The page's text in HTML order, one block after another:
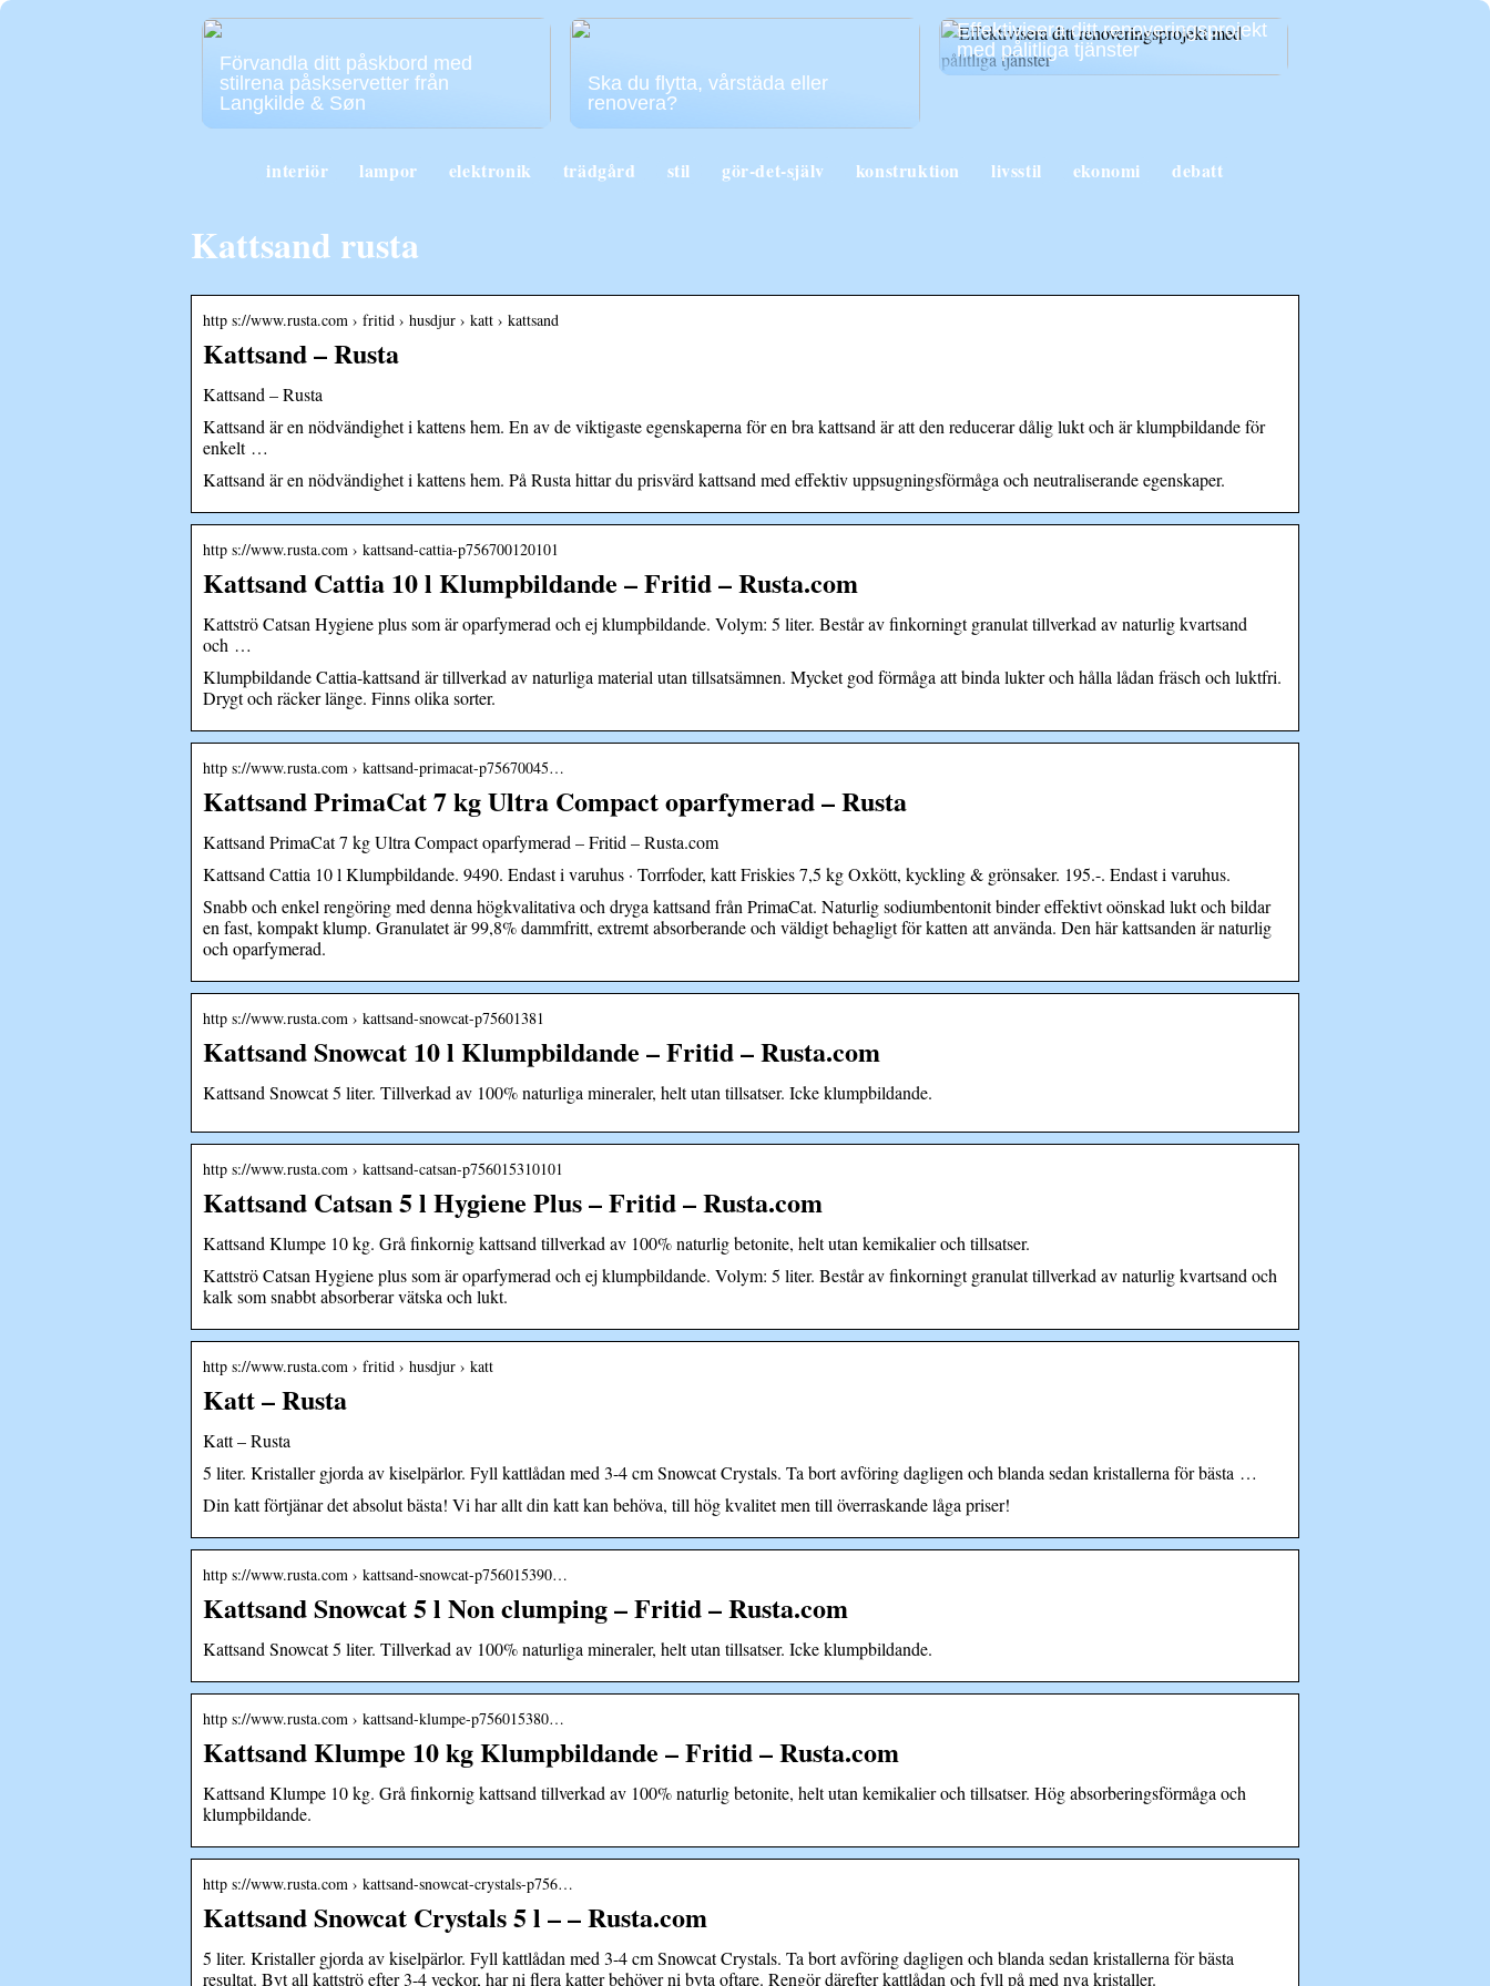
Förvandla ditt påskbord med
stilrena påskservetter från
Langkilde & Søn
Ska du flytta, vårstäda eller
renovera?
Effektivisera ditt renoveringsprojekt
med pålitliga tjänster
interiör lampor elektronik trädgård stil gör-det-själv konstruktion livsstil ekonomi debatt
Kattsand rusta
http s://www.rusta.com › fritid › husdjur › katt › kattsand
Kattsand – Rusta
Kattsand – Rusta
Kattsand är en nödvändighet i kattens hem. En av de viktigaste egenskaperna för en bra kattsand är att den reducerar dålig lukt och är klumpbildande för
enkelt …
Kattsand är en nödvändighet i kattens hem. På Rusta hittar du prisvärd kattsand med effektiv uppsugningsförmåga och neutraliserande egenskaper.
http s://www.rusta.com › kattsand-cattia-p756700120101
Kattsand Cattia 10 l Klumpbildande – Fritid – Rusta.com
Kattströ Catsan Hygiene plus som är oparfymerad och ej klumpbildande. Volym: 5 liter. Består av finkorningt granulat tillverkad av naturlig kvartsand
och …
Klumpbildande Cattia-kattsand är tillverkad av naturliga material utan tillsatsämnen. Mycket god förmåga att binda lukter och hålla lådan fräsch och luktfri.
Drygt och räcker länge. Finns olika sorter.
http s://www.rusta.com › kattsand-primacat-p75670045…
Kattsand PrimaCat 7 kg Ultra Compact oparfymerad – Rusta
Kattsand PrimaCat 7 kg Ultra Compact oparfymerad – Fritid – Rusta.com
Kattsand Cattia 10 l Klumpbildande. 9490. Endast i varuhus · Torrfoder, katt Friskies 7,5 kg Oxkött, kyckling & grönsaker. 195.-. Endast i varuhus.
Snabb och enkel rengöring med denna högkvalitativa och dryga kattsand från PrimaCat. Naturlig sodiumbentonit binder effektivt oönskad lukt och bildar
en fast, kompakt klump. Granulatet är 99,8% dammfritt, extremt absorberande och väldigt behagligt för katten att använda. Den här kattsanden är naturlig
och oparfymerad.
http s://www.rusta.com › kattsand-snowcat-p75601381
Kattsand Snowcat 10 l Klumpbildande – Fritid – Rusta.com
Kattsand Snowcat 5 liter. Tillverkad av 100% naturliga mineraler, helt utan tillsatser. Icke klumpbildande.
http s://www.rusta.com › kattsand-catsan-p756015310101
Kattsand Catsan 5 l Hygiene Plus – Fritid – Rusta.com
Kattsand Klumpe 10 kg. Grå finkornig kattsand tillverkad av 100% naturlig betonite, helt utan kemikalier och tillsatser.
Kattströ Catsan Hygiene plus som är oparfymerad och ej klumpbildande. Volym: 5 liter. Består av finkorningt granulat tillverkad av naturlig kvartsand och
kalk som snabbt absorberar vätska och lukt.
http s://www.rusta.com › fritid › husdjur › katt
Katt – Rusta
Katt – Rusta
5 liter. Kristaller gjorda av kiselpärlor. Fyll kattlådan med 3-4 cm Snowcat Crystals. Ta bort avföring dagligen och blanda sedan kristallerna för bästa …
Din katt förtjänar det absolut bästa! Vi har allt din katt kan behöva, till hög kvalitet men till överraskande låga priser!
http s://www.rusta.com › kattsand-snowcat-p756015390…
Kattsand Snowcat 5 l Non clumping – Fritid – Rusta.com
Kattsand Snowcat 5 liter. Tillverkad av 100% naturliga mineraler, helt utan tillsatser. Icke klumpbildande.
http s://www.rusta.com › kattsand-klumpe-p756015380…
Kattsand Klumpe 10 kg Klumpbildande – Fritid – Rusta.com
Kattsand Klumpe 10 kg. Grå finkornig kattsand tillverkad av 100% naturlig betonite, helt utan kemikalier och tillsatser. Hög absorberingsförmåga och
klumpbildande.
http s://www.rusta.com › kattsand-snowcat-crystals-p756…
Kattsand Snowcat Crystals 5 l – – Rusta.com
5 liter. Kristaller gjorda av kiselpärlor. Fyll kattlådan med 3-4 cm Snowcat Crystals. Ta bort avföring dagligen och blanda sedan kristallerna för bästa
resultat. Byt all kattströ efter 3-4 veckor, har ni flera katter behöver ni byta oftare. Rengör därefter kattlådan och fyll på med nya kristaller.